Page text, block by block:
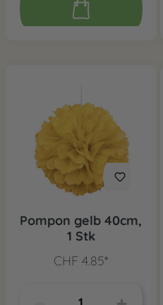
Pompon gelb 40cm,
1 Stk
CHF 4.85*